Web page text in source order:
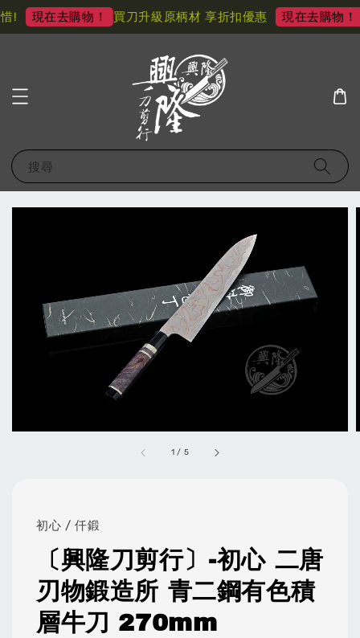
! 現在去購物！ 買刀升級原柄材 享折扣優惠 現在去購物！
搜尋
1 / 5
初心 / 仟鍛
〔興隆刀剪行〕-初心 二唐
刃物鍛造所 青二鋼有色積
層牛刀 270mm